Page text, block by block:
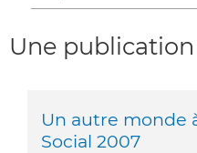
Une publication
Un autre monde
Social 2007